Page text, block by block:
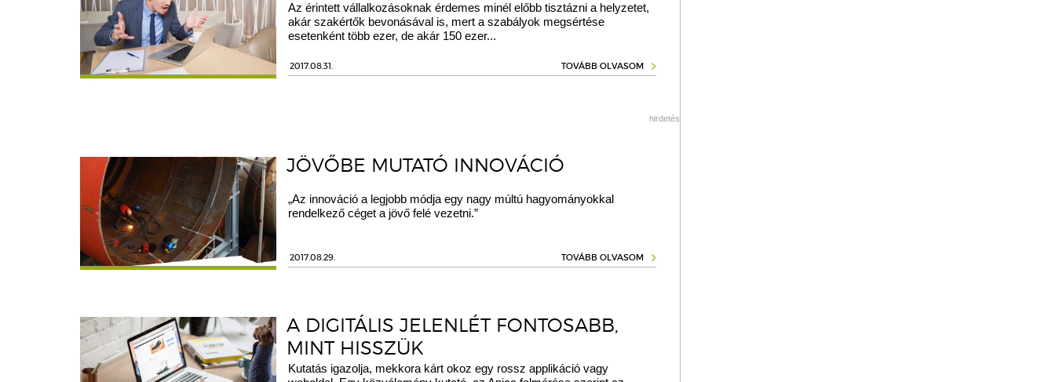
Az érintett vállalkozásoknak érdemes minél előbb tisztázni a helyzetet,
akár szakértők bevonásával is, mert a szabályok megsértése
esetenként több ezer, de akár 150 ezer...
2017.08.31. TOVÁBB OLVASOM
hirdetés
JÖVŐBE MUTATÓ INNOVÁCIÓ
„Az innováció a legjobb módja egy nagy múltú hagyományokkal
rendelkező céget a jövő felé vezetni.”
2017.08.29. TOVÁBB OLVASOM
A DIGITÁLIS JELENLÉT FONTOSABB,
MINT HISSZÜK
Kutatás igazolja, mekkora kárt okoz egy rossz applikáció vagy